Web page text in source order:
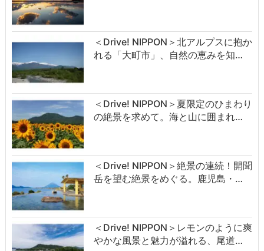
＜Drive! NIPPON＞北アルプスに抱か
れる「大町市」、自然の恵みを知…
＜Drive! NIPPON＞夏限定のひまわり
の絶景を求めて。海と山に囲まれ…
＜Drive! NIPPON＞絶景の連続！開聞
岳を望む絶景をめぐる。鹿児島・…
＜Drive! NIPPON＞レモンのように爽
やかな風景と魅力が溢れる、尾道…